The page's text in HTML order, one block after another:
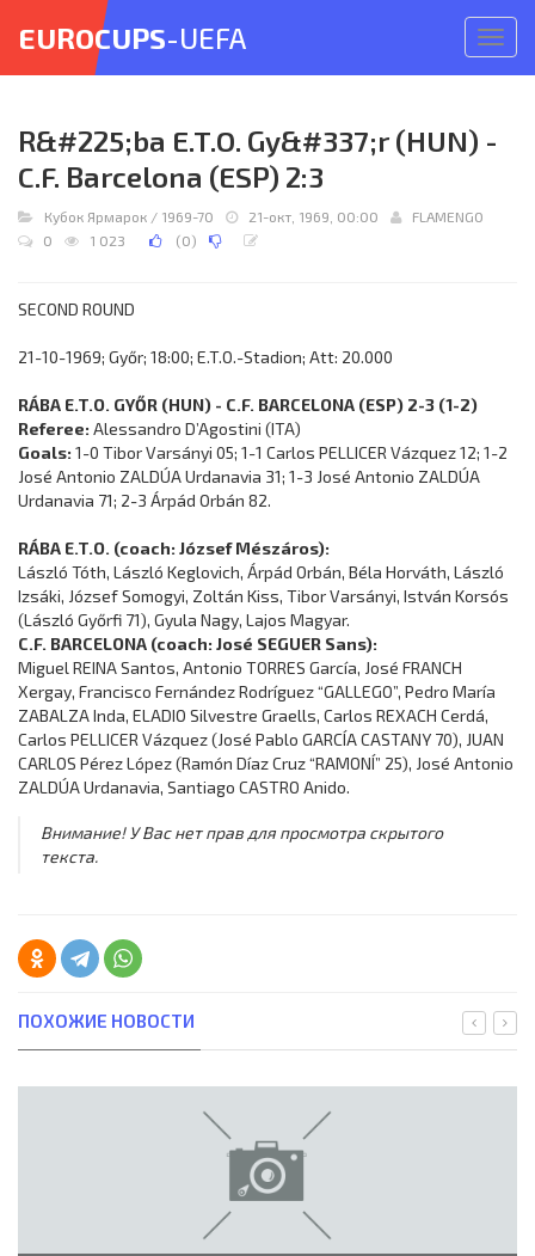
меню
EUROCUPS-UEFA
R&#225;ba E.T.O. Gy&#337;r (HUN) -
C.F. Barcelona (ESP) 2:3
Кубок Ярмарок / 1969-70 21-окт, 1969, 00:00
FLAMENGO
0
1 023 (0)
SECOND ROUND
21-10-1969; Győr; 18:00; E.T.O.-Stadion; Att: 20.000
RÁBA E.T.O. GYŐR (HUN) - C.F. BARCELONA (ESP) 2-3 (1-2)
Referee: Alessandro D’Agostini (ITA)
Goals: 1-0 Tibor Varsányi 05; 1-1 Carlos PELLICER Vázquez 12; 1-2
José Antonio ZALDÚA Urdanavia 31; 1-3 José Antonio ZALDÚA
Urdanavia 71; 2-3 Árpád Orbán 82.
RÁBA E.T.O. (coach: József Mészáros):
László Tóth, László Keglovich, Árpád Orbán, Béla Horváth, László
Izsáki, József Somogyi, Zoltán Kiss, Tibor Varsányi, István Korsós
(László Győrfi 71), Gyula Nagy, Lajos Magyar.
C.F. BARCELONA (coach: José SEGUER Sans):
Miguel REINA Santos, Antonio TORRES García, José FRANCH
Xergay, Francisco Fernández Rodríguez “GALLEGO”, Pedro María
ZABALZA Inda, ELADIO Silvestre Graells, Carlos REXACH Cerdá,
Carlos PELLICER Vázquez (José Pablo GARCÍA CASTANY 70), JUAN
CARLOS Pérez López (Ramón Díaz Cruz “RAMONÍ” 25), José Antonio
ZALDÚA Urdanavia, Santiago CASTRO Anido.
Внимание! У Вас нет прав для просмотра скрытого
текста.
ПОХОЖИЕ НОВОСТИ